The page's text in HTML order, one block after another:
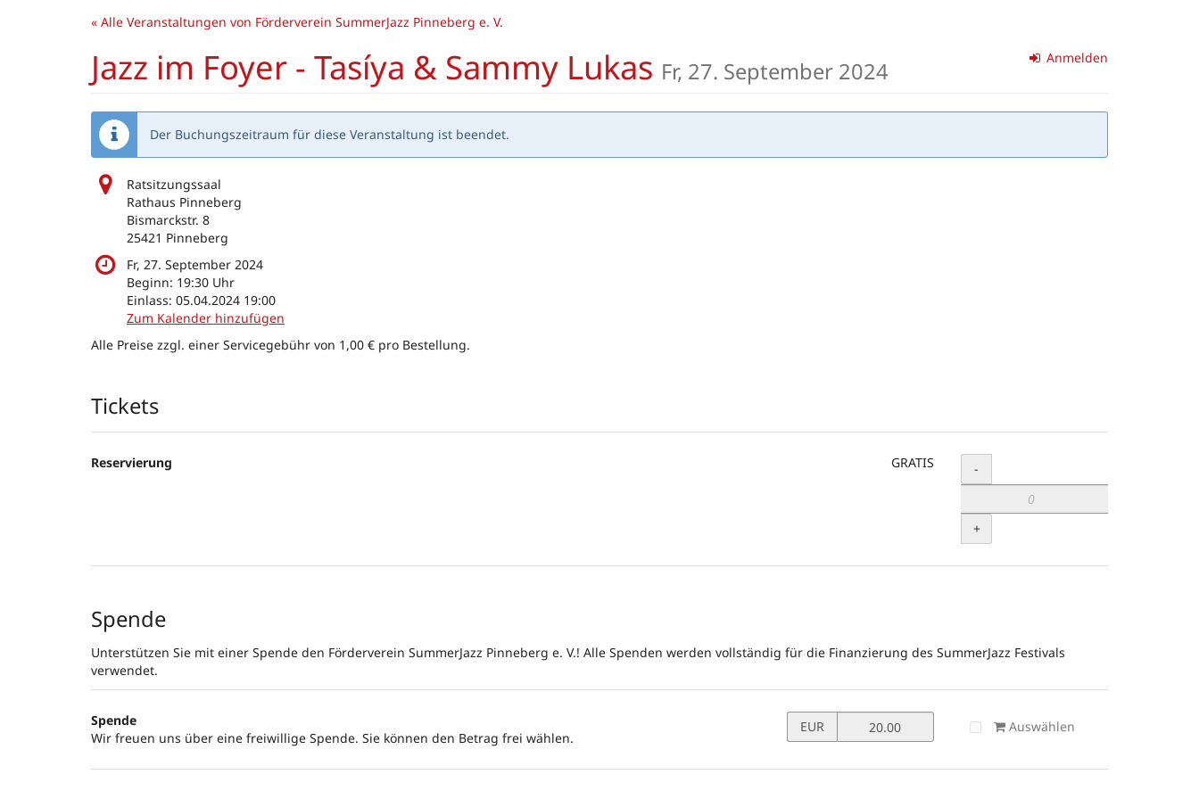
« Alle Veranstaltungen von Förderverein SummerJazz Pinneberg e. V.
Jazz im Foyer - Tasíya & Sammy Lukas Fr, 27. September 2024 Anmelden
Der Buchungszeitraum für diese Veranstaltung ist beendet.
Ratsitzungssaal
Rathaus Pinneberg
Bismarckstr. 8
25421 Pinneberg
Fr, 27. September 2024
Beginn: 19:30 Uhr
Einlass: 05.04.2024 19:00
Zum Kalender hinzufügen
Alle Preise zzgl. einer Servicegebühr von 1,00 € pro Bestellung.
Produkte
Tickets
Reservierung GRATIS Menge
-
+
Spende
Unterstützen Sie mit einer Spende den Förderverein SummerJazz Pinneberg e. V.! Alle Spenden werden vollständig für die Finanzierung des SummerJazz Festivals
verwendet.
Spende
Wir freuen uns über eine freiwillige Spende. Sie können den Betrag frei wählen.
in
für
EUR Auswählen